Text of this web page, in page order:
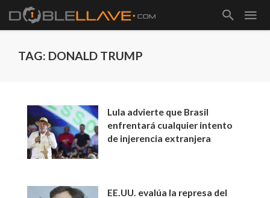
TAG: DONALD TRUMP
Lula advierte que Brasil
enfrentará cualquier intento
de injerencia extranjera
EE.UU. evalúa la represa del